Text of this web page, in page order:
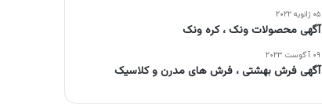
۰۵ ژانویه ۲۰۲۲
آگهی محصولات ونک ، کره ونک
۰۹ آگوست ۲۰۲۳
آگهی فرش بهشتی ، فرش های مدرن و کلاسیک